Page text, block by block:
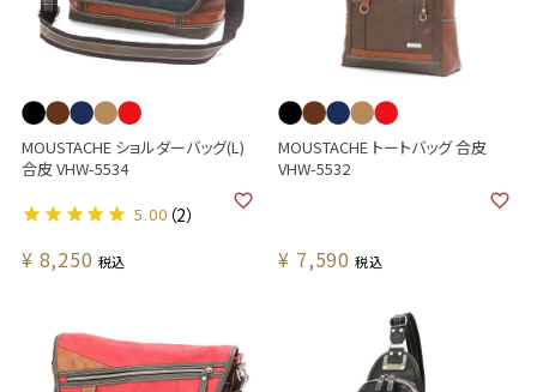
MOUSTACHE ショルダーバッグ(L)
合皮 VHW-5534
¥ 8,250 税込
5.00 （2）
MOUSTACHE トートバッグ 合皮
VHW-5532
¥ 7,590 税込